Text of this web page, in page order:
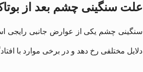
علت سنگینی چشم بعد از
سنگینی چشم یکی از عوارض جانبی رایجی
دلایل مختلفی رخ دهد و در برخی موارد با